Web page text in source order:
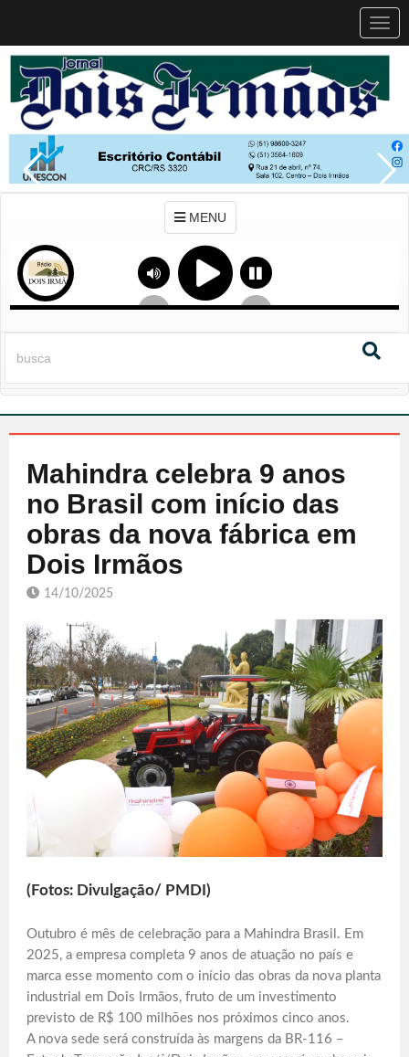
MENU
Mahindra celebra 9 anos
no Brasil com início das
obras da nova fábrica em
Dois Irmãos
14/10/2025
(Fotos: Divulgação/ PMDI)
Outubro é mês de celebração para a Mahindra Brasil. Em
2025, a empresa completa 9 anos de atuação no país e
marca esse momento com o início das obras da nova planta
industrial em Dois Irmãos, fruto de um investimento
previsto de R$ 100 milhões nos próximos cinco anos.
A nova sede será construída às margens da BR-116 –